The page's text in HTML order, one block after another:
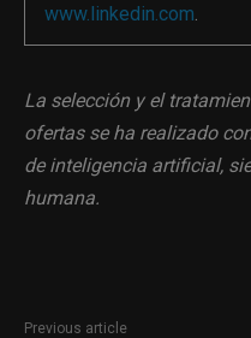
www.linkedin.com.
La selección y el
ofertas se ha realizado
de inteligencia artificial,
humana.
Previous article